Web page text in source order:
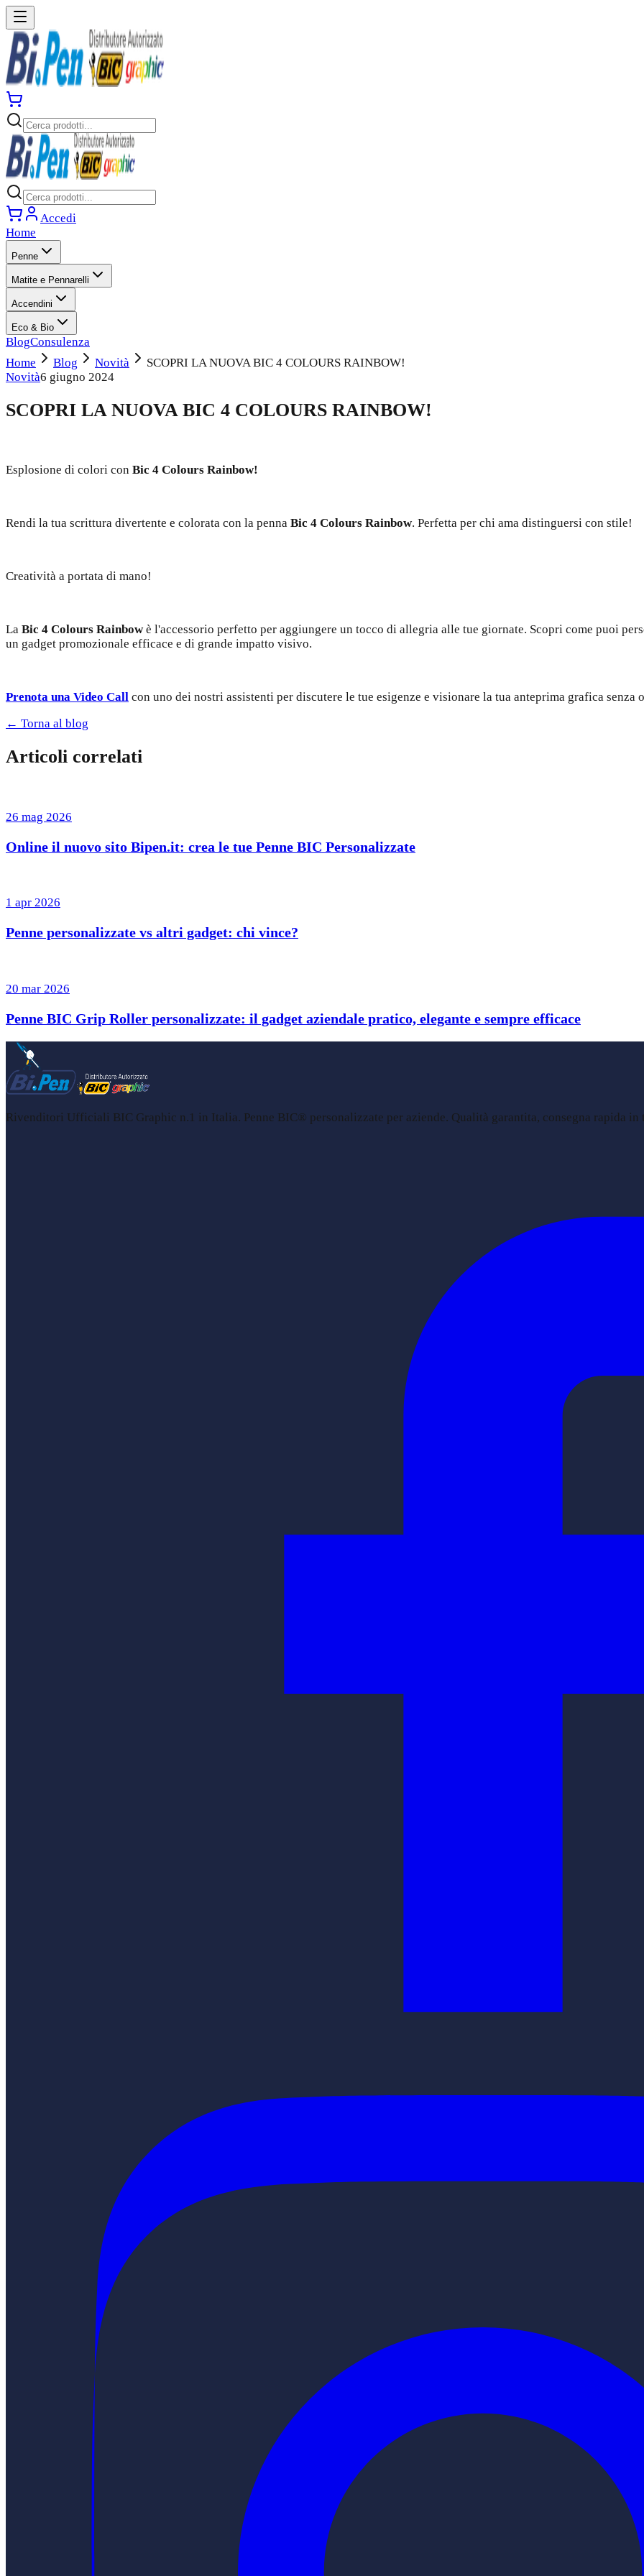
Accedi
Home
Penne
Matite e Pennarelli
Accendini
Eco & Bio
BlogConsulenza
Home
Blog Novità
SCOPRI LA NUOVA BIC 4 COLOURS RAINBOW!
Novità6 giugno 2024
SCOPRI LA NUOVA BIC 4 COLOURS RAINBOW!
Esplosione di colori con Bic 4 Colours Rainbow!
Rendi la tua scrittura divertente e colorata con la penna Bic 4 Colours Rainbow. Perfetta per chi ama distinguersi con stile!
Creatività a portata di mano!
La Bic 4 Colours Rainbowè l'accessorio perfetto per aggiungere un tocco di allegria alle tue giornate. Scopri come puoi
un gadget promozionale efficace e di grande impatto visivo.
Prenota una Video Call con uno dei nostri assistenti per discutere le tue esigenze e visionare la tua anteprima grafica senza
← Torna al blog
Articoli correlati
26 mag 2026
Online il nuovo sito Bipen.it: crea le tue Penne BIC Personalizzate
1 apr 2026
Penne personalizzate vs altri gadget: chi vince?
20 mar 2026
Penne BIC Grip Roller personalizzate: il gadget aziendale pratico, elegante e sempre efficace
Rivenditori Ufficiali BIC Graphic n.1 in Italia. Penne BIC® personalizzate per aziende. Qualità garantita, consegna rapida in